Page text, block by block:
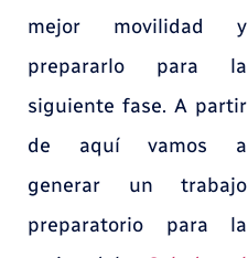
mejor movilidad y
prepararlo para la
siguiente fase. A partir
de aquí vamos a
generar un trabajo
preparatorio para la